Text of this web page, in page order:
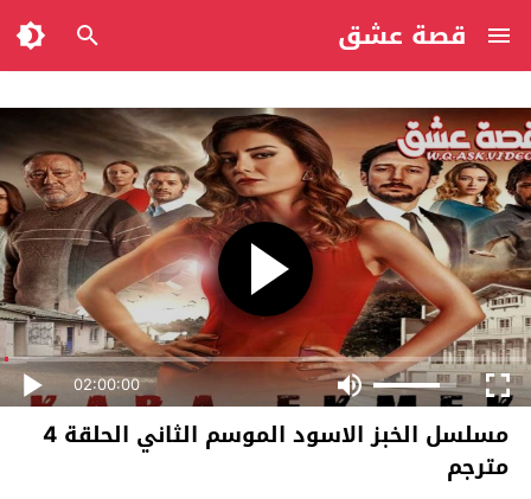
قصة عشق
02:00:00
مسلسل الخبز الاسود الموسم الثاني الحلقة 4
مترجم